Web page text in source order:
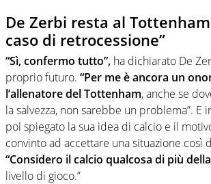
De Zerbi resta al
caso di retrocessione”
“Sì, confermo tutto”, ha dichiarato De
proprio futuro. “Per me è ancora un
l’allenatore del Tottenham, anche se
la salvezza, non sarebbe un problema”. E
poi spiegato la sua idea di calcio e il
convinto ad accettare una situazione così
“Considero il calcio qualcosa di più
livello di gioco.”